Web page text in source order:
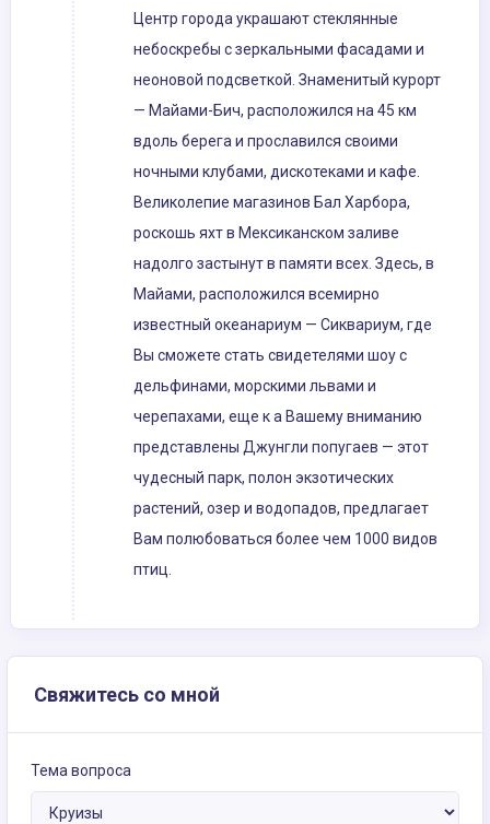
Центр города украшают стеклянные
небоскребы с зеркальными фасадами и
неоновой подсветкой. Знаменитый курорт
— Майами-Бич, расположился на 45 км
вдоль берега и прославился своими
ночными клубами, дискотеками и кафе.
Великолепие магазинов Бал Харбора,
роскошь яхт в Мексиканском заливе
надолго застынут в памяти всех. Здесь, в
Майами, расположился всемирно
известный океанариум — Сиквариум, где
Вы сможете стать свидетелями шоу с
дельфинами, морскими львами и
черепахами, еще к а Вашему вниманию
представлены Джунгли попугаев — этот
чудесный парк, полон экзотических
растений, озер и водопадов, предлагает
Вам полюбоваться более чем 1000 видов
птиц.
Свяжитесь со мной
Тема вопроса